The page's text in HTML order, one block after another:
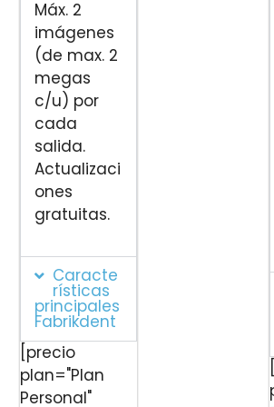
Máx. 2
imágenes
(de max. 2
megas
c/u) por
cada
salida.
Actualizaci
ones
gratuitas.
Caracte
rísticas
principales
Fabrikdent
[precio
plan="Plan
Personal"